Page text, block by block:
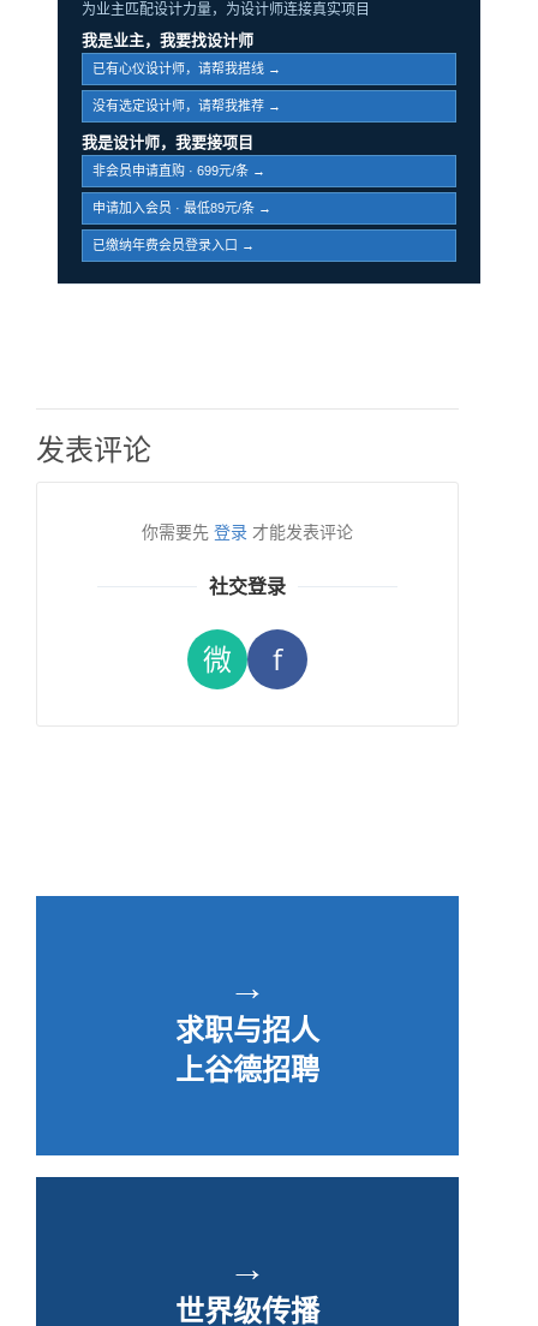
为业主匹配设计力量，为设计师连接真实项目
我是业主，我要找设计师
已有心仪设计师，请帮我搭线 →
没有选定设计师，请帮我推荐 →
我是设计师，我要接项目
非会员申请直购 · 699元/条 →
申请加入会员 · 最低89元/条 →
已缴纳年费会员登录入口 →
发表评论
你需要先 登录 才能发表评论
社交登录
微 f
→
求职与招人
上谷德招聘
→
世界级传播